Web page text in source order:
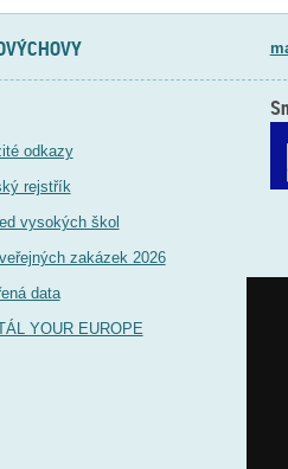
odkazy
rejstřík
vysokých škol
zakázek 2026
data
YOUR EUROPE